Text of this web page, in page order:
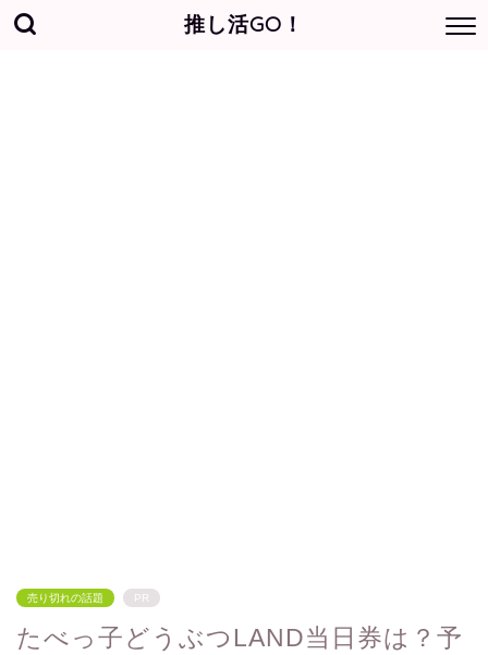
推し活GO！
売り切れの話題 PR
たべっ子どうぶつLAND当日券は？予